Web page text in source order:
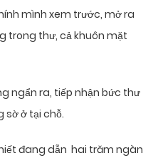
mình xem trước, mở ra
trong thư, cả khuôn mặt
ngẩn ra, tiếp nhận bức thư
sờ ở tại chỗ.
đang dẫn hai trăm ngàn